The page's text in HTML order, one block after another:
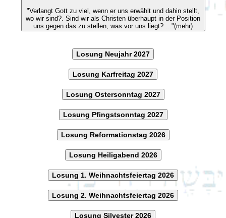
"Verlangt Gott zu viel, wenn er uns erwählt und dahin stellt,
wo wir sind?. Sind wir als Christen überhaupt in der Position
uns gegen das zu stellen, was vor uns liegt? ..."(mehr)
Losung Neujahr 2027
Losung Karfreitag 2027
Losung Ostersonntag 2027
Losung Pfingstsonntag 2027
Losung Reformationstag 2026
Losung Heiligabend 2026
Losung 1. Weihnachtsfeiertag 2026
Losung 2. Weihnachtsfeiertag 2026
Losung Silvester 2026